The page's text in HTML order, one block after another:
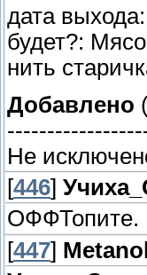
дата
будет?:
нить
Добавлено
Не
[446]
ОФФТопите.
[447] Metanol